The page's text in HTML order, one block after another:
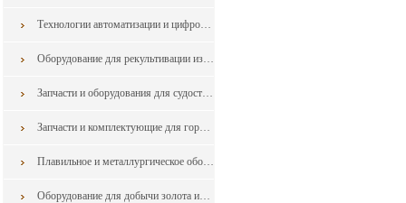
Технологии автоматизации и цифровизации для горной промышленности из Китая
Оборудование для рекультивации из Китая
Запчасти и оборудования для судостроения и судоремонта
Запчасти и комплектующие для горнодобывающего оборудования
Плавильное и металлургическое оборудования из Китая
Оборудование для добычи золота из Китая